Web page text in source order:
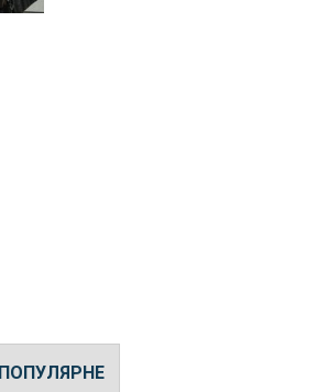
ПОПУЛЯРНЕ